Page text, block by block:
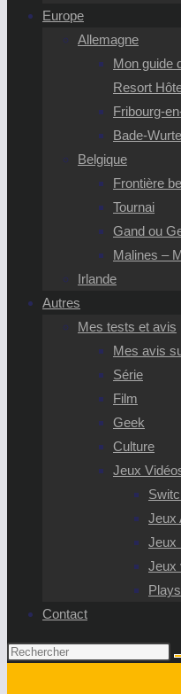
Europe
Allemagne
Mon guide
Resort
Fribourg-
Bade-
Belgique
Frontière
Tournai
Gand ou
Malines –
Irlande
Autres
Mes tests et avis
Mes avis
Série
Film
Geek
Culture
Jeux
Jeux
Jeux
Jeux
Contact
Rechercher